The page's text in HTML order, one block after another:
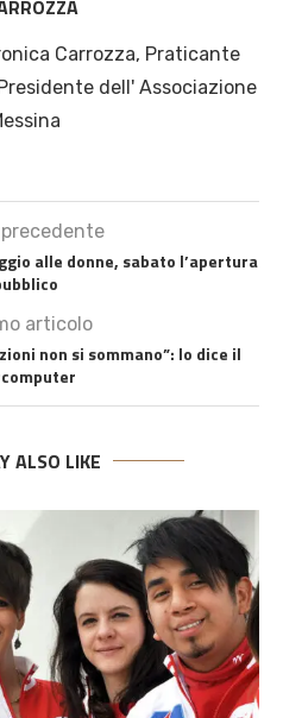
Carrozza, Praticante
dell' Associazione
alle donne, sabato l’apertura
articolo
non si sommano”: lo dice il
ALSO LIKE